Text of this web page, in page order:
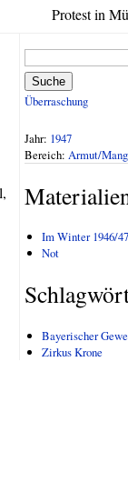
Protest in
Suche
Überraschung
Jahr: 1947
Bereich: Armut/
Im Winter 1946/
Not
Bayerischer
Zirkus Krone